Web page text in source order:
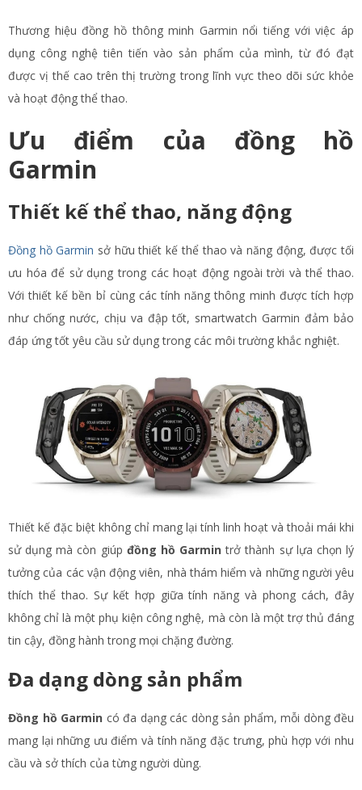
Thương hiệu đồng hồ thông minh Garmin nổi tiếng với việc áp
dụng công nghệ tiên tiến vào sản phẩm của mình, từ đó đạt
được vị thế cao trên thị trường trong lĩnh vực theo dõi sức khỏe
và hoạt động thể thao.
Ưu điểm của đồng hồ
Garmin
Thiết kế thể thao, năng động
Đồng hồ Garmin sở hữu thiết kế thể thao và năng động, được tối
ưu hóa để sử dụng trong các hoạt động ngoài trời và thể thao.
Với thiết kế bền bỉ cùng các tính năng thông minh được tích hợp
như chống nước, chịu va đập tốt, smartwatch Garmin đảm bảo
đáp ứng tốt yêu cầu sử dụng trong các môi trường khắc nghiệt.
Thiết kế đặc biệt không chỉ mang lại tính linh hoạt và thoải mái khi
sử dụng mà còn giúp đồng hồ Garmin trở thành sự lựa chọn lý
tưởng của các vận động viên, nhà thám hiểm và những người yêu
thích thể thao. Sự kết hợp giữa tính năng và phong cách, đây
không chỉ là một phụ kiện công nghệ, mà còn là một trợ thủ đáng
tin cậy, đồng hành trong mọi chặng đường.
Đa dạng dòng sản phẩm
Đồng hồ Garmin có đa dạng các dòng sản phẩm, mỗi dòng đều
mang lại những ưu điểm và tính năng đặc trưng, phù hợp với nhu
cầu và sở thích của từng người dùng.